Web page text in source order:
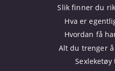
Slik finner du
Hva er
Hvordan få
Alt du trenger